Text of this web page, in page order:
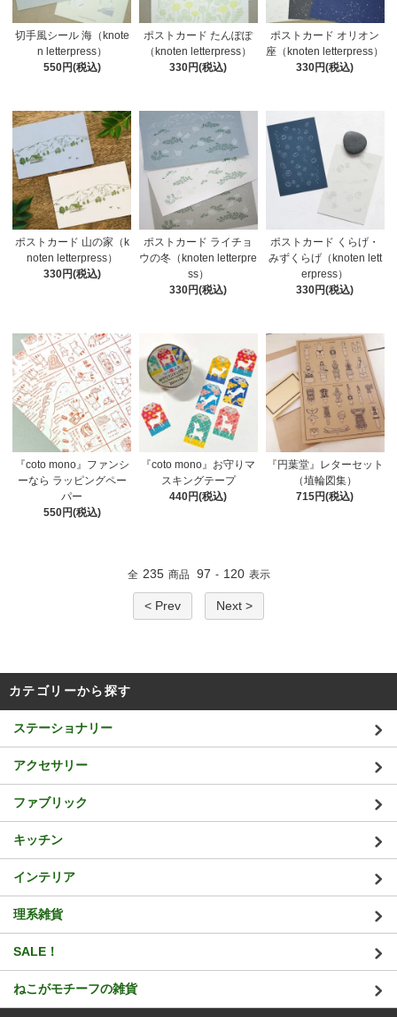
切手風シール 海（knote
n letterpress）
550円(税込)
ポストカード たんぽぽ
（knoten letterpress）
330円(税込)
ポストカード オリオン
座（knoten letterpress）
330円(税込)
ポストカード 山の家（k
noten letterpress）
330円(税込)
ポストカード ライチョ
ウの冬（knoten letterpre
ss）
330円(税込)
ポストカード くらげ・
みずくらげ（knoten lett
erpress）
330円(税込)
『coto mono』ファンシ
ーなら ラッピングペー
パー
550円(税込)
『coto mono』お守りマ
スキングテープ
440円(税込)
『円葉堂』レターセット
（埴輪図集）
715円(税込)
全 235 商品 97 - 120 表示
< Prev Next >
カテゴリーから探す
ステーショナリー
アクセサリー
ファブリック
キッチン
インテリア
理系雑貨
SALE！
ねこがモチーフの雑貨